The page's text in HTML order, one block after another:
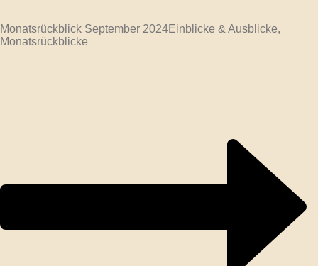
Monatsrückblick September 2024Einblicke & Ausblicke,
Monatsrückblicke